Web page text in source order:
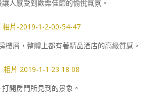
人感受到歡樂佳節的愉悅氣氛。
樓層，整體上都有著精品酒店的高級質感。
打開房門所見到的景象。